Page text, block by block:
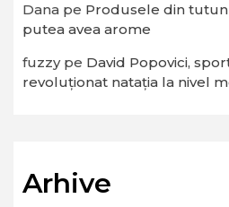
Dana pe Produsele din
putea avea arome
fuzzype David Popovici,
revoluționat natația la nivel
Arhive